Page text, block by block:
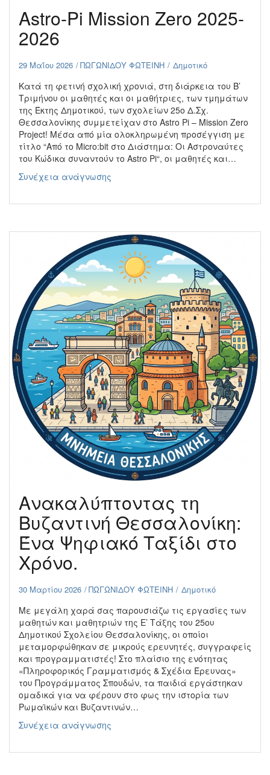
Astro-Pi Mission Zero 2025-
2026
29 Μαΐου 2026 ΠΩΓΩΝΙΔΟΥ ΦΩΤΕΙΝΗ Δημοτικό
Κατά τη φετινή σχολική χρονιά, στη διάρκεια του B’
Tριμήνου οι μαθητές και οι μαθήτριες, των τμημάτων
της Έκτης Δημοτικού, των σχολείων 25ο Δ.Σχ.
Θεσσαλονίκης συμμετείχαν στο Astro Pi – Mission Zero
Project! Μέσα από μία ολοκληρωμένη προσέγγιση με
τίτλο “Από το Micro:bit στο Διάστημα: Οι Αστροναύτες
του Κώδικα συναντούν το Astro Pi“, οι μαθητές και…
Συνέχεια ανάγνωσης
2026
Ανακαλύπτοντας τη
Βυζαντινή Θεσσαλονίκη:
Ένα Ψηφιακό Ταξίδι στο
Χρόνο.
30 Μαρτίου 2026 ΠΩΓΩΝΙΔΟΥ ΦΩΤΕΙΝΗ Δημοτικό
Με μεγάλη χαρά σας παρουσιάζω τις εργασίες των
μαθητών και μαθητριών της Ε’ Τάξης του 25ου
Δημοτικού Σχολείου Θεσσαλονίκης, οι οποίοι
μεταμορφώθηκαν σε μικρούς ερευνητές, συγγραφείς
και προγραμματιστές! Στο πλαίσιο της ενότητας
«Πληροφορικός Γραμματισμός & Σχέδια Έρευνας»
του Προγράμματος Σπουδών, τα παιδιά εργάστηκαν
ομαδικά για να φέρουν στο φως την ιστορία των
Ρωμαϊκών και Βυζαντινών…
Συνέχεια ανάγνωσης